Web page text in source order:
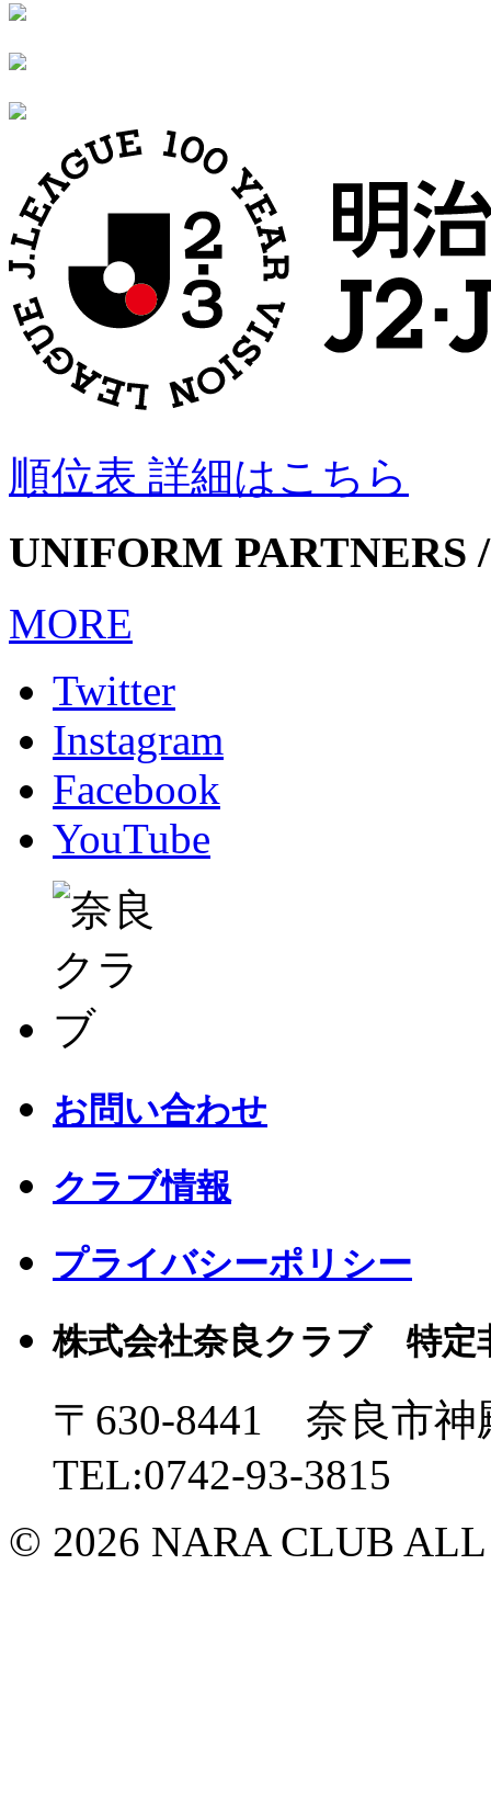
順位表 詳細はこちら
UNIFORM PARTNERS
MORE
Twitter
Instagram
Facebook
YouTube
お問い合わせ
クラブ情報
プライバシーポリシー
株式会社奈良クラブ 特定
〒630-8441 奈良市
TEL:0742-93-3815
© 2026 NARA CLUB ALL